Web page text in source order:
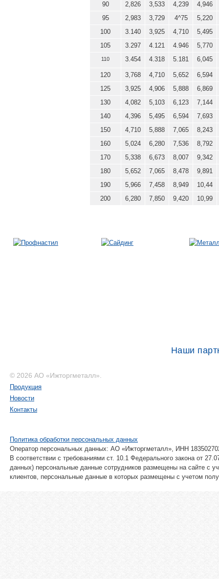
90
2,826 3,533 4,239
4,946
95
2,983 3,729 4^75
5,220
100
3.140 3,925 4,710
5,495
105
3.297 4.121 4.946 5,770
110 3.454 4.318 5.181 6,045
120 3,768 4,710 5,652
6,594
125
3,925 4,906 5,888
6,869
130
4,082 5,103 6,123
7,144
140
4,396 5,495 6,594
7,693
150
4,710 5,888 7,065
8,243
160
5,024 6,280 7,536
8,792
170
5,338 6,673 8,007
9,342
180
5,652 7,065 8,478
9,891
190
5,966 7,458 8,949
10,44
200
6,280 7,850 9,420 10,99
Наши
© 2026 АО «Ижторгметалл».
Продукция
Новости
Контакты
Политика обработки персональных данных
Оператор персональных данных: АО «Ижторгметалл», ИНН
В соответствии с требованиями ст. 10.1 Федерального закона от
данных) персональные данные сотрудников размещены на сайте с
клиентов, персональные данные в которых размещены с учетом